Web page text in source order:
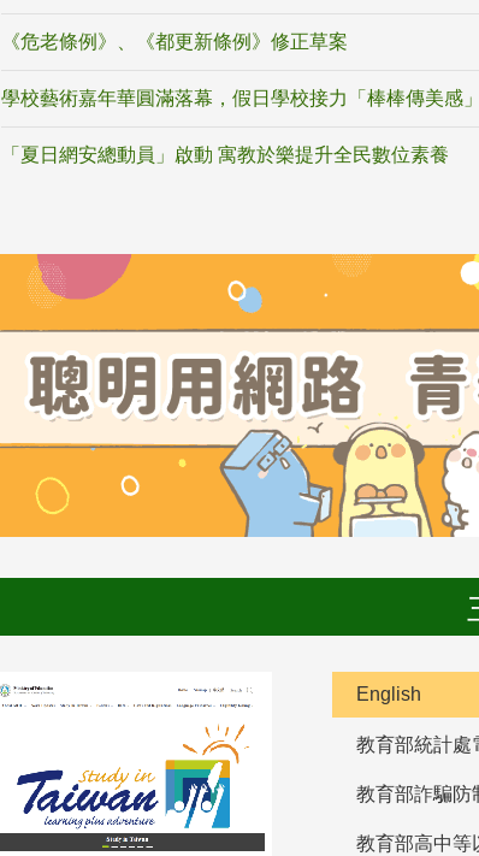
《危老條例》、《都更新條例》修正草案
學校藝術嘉年華圓滿落幕，假日學校接力「棒棒傳美感」
「夏日網安總動員」啟動 寓教於樂提升全民數位素養
English
教育部統計處
教育部詐騙防